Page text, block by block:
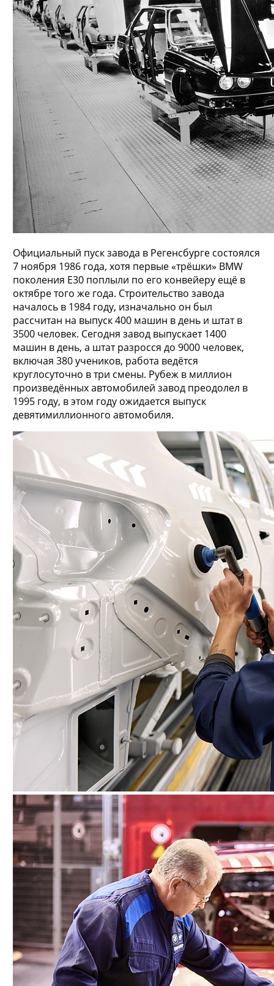
Официальный пуск завода в Регенсбурге состоялся
7 ноября 1986 года, хотя первые «трёшки» BMW
поколения E30 поплыли по его конвейеру ещё в
октябре того же года. Строительство завода
началось в 1984 году, изначально он был
рассчитан на выпуск 400 машин в день и штат в
3500 человек. Сегодня завод выпускает 1400
машин в день, а штат разросся до 9000 человек,
включая 380 учеников, работа ведётся
круглосуточно в три смены. Рубеж в миллион
произведённых автомобилей завод преодолел в
1995 году, в этом году ожидается выпуск
девятимиллионного автомобиля.